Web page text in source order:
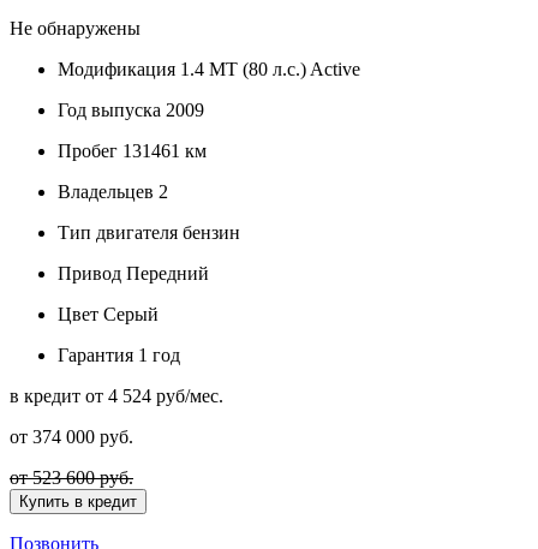
Не обнаружены
Модификация 1.4 MT (80 л.с.) Active
Год выпуска 2009
Пробег 131461 км
Владельцев 2
Тип двигателя бензин
Привод Передний
Цвет Серый
Гарантия 1 год
в кредит от 4 524 руб/мес.
от 374 000 руб.
от 523 600 руб.
Купить в кредит
Позвонить